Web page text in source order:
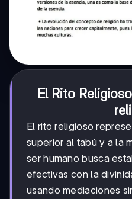
El Rito
El rito religioso
superior al tabú y a la
ser humano busca
efectivas con la
usando mediaciones